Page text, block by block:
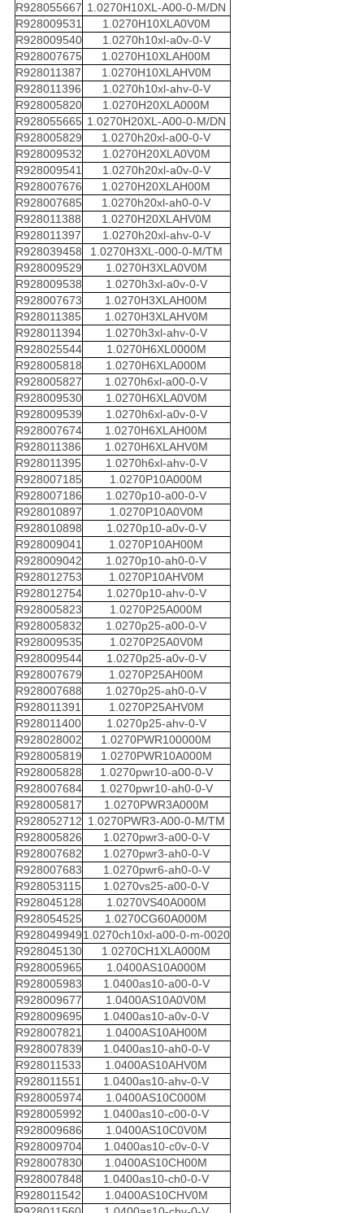
R928055667 1.0270H10XL-A00-0-M/DN
R928009531
1.0270H10XLA0V0M
R928009540
1.0270h10xl-a0v-0-V
R928007675
1.0270H10XLAH00M
R928011387
1.0270H10XLAHV0M
R928011396
1.0270h10xl-ahv-0-V
R928005820
1.0270H20XLA000M
R928055665 1.0270H20XL-A00-0-M/DN
R928005829
1.0270h20xl-a00-0-V
R928009532
1.0270H20XLA0V0M
R928009541
1.0270h20xl-a0v-0-V
R928007676
1.0270H20XLAH00M
R928007685
1.0270h20xl-ah0-0-V
R928011388
1.0270H20XLAHV0M
R928011397
1.0270h20xl-ahv-0-V
R928039458
1.0270H3XL-000-0-M/TM
R928009529
1.0270H3XLA0V0M
R928009538
1.0270h3xl-a0v-0-V
R928007673
1.0270H3XLAH00M
R928011385
1.0270H3XLAHV0M
R928011394
1.0270h3xl-ahv-0-V
R928025544
1.0270H6XL0000M
R928005818
1.0270H6XLA000M
R928005827
1.0270h6xl-a00-0-V
R928009530
1.0270H6XLA0V0M
R928009539
1.0270h6xl-a0v-0-V
R928007674
1.0270H6XLAH00M
R928011386
1.0270H6XLAHV0M
R928011395
1.0270h6xl-ahv-0-V
R928007185
1.0270P10A000M
R928007186
1.0270p10-a00-0-V
R928010897
1.0270P10A0V0M
R928010898
1.0270p10-a0v-0-V
R928009041
1.0270P10AH00M
R928009042
1.0270p10-ah0-0-V
R928012753
1.0270P10AHV0M
R928012754
1.0270p10-ahv-0-V
R928005823
1.0270P25A000M
R928005832
1.0270p25-a00-0-V
R928009535
1.0270P25A0V0M
R928009544
1.0270p25-a0v-0-V
R928007679
1.0270P25AH00M
R928007688
1.0270p25-ah0-0-V
R928011391
1.0270P25AHV0M
R928011400
1.0270p25-ahv-0-V
R928028002
1.0270PWR100000M
R928005819
1.0270PWR10A000M
R928005828
1.0270pwr10-a00-0-V
R928007684
1.0270pwr10-ah0-0-V
R928005817
1.0270PWR3A000M
R928052712 1.0270PWR3-A00-0-M/TM
R928005826
1.0270pwr3-a00-0-V
R928007682
1.0270pwr3-ah0-0-V
R928007683
1.0270pwr6-ah0-0-V
R928053115
1.0270vs25-a00-0-V
R928045128
1.0270VS40A000M
R928054525
1.0270CG60A000M
R9280499491.0270ch10xl-a00-0-m-0020
R928045130
1.0270CH1XLA000M
R928005965
1.0400AS10A000M
R928005983
1.0400as10-a00-0-V
R928009677
1.0400AS10A0V0M
R928009695
1.0400as10-a0v-0-V
R928007821
1.0400AS10AH00M
R928007839
1.0400as10-ah0-0-V
R928011533
1.0400AS10AHV0M
R928011551
1.0400as10-ahv-0-V
R928005974
1.0400AS10C000M
R928005992
1.0400as10-c00-0-V
R928009686
1.0400AS10C0V0M
R928009704
1.0400as10-c0v-0-V
R928007830
1.0400AS10CH00M
R928007848
1.0400as10-ch0-0-V
R928011542
1.0400AS10CHV0M